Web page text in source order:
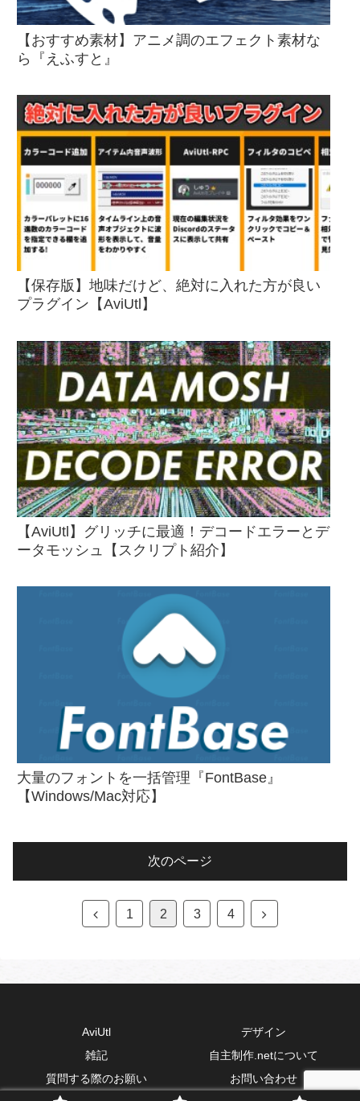
【おすすめ素材】アニメ調のエフェクト素材な
ら『えふすと』
【保存版】地味だけど、絶対に入れた方が良い
プラグイン【AviUtl】
【AviUtl】グリッチに最適！デコードエラーとデ
ータモッシュ【スクリプト紹介】
大量のフォントを一括管理『FontBase』
【Windows/Mac対応】
次のページ
1 2 3 4
AviUtl
デザイン
雑記
自主制作.netについて
質問する際のお願い
お問い合わせ